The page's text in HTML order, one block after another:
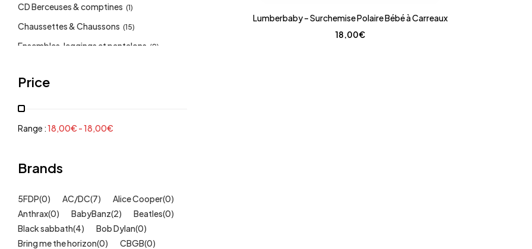
CD Berceuses & comptines (1)
Chaussettes & Chaussons (15)
Ensembles, leggings et pantalons (9)
Mode Fille
Mode Garçon
Sweat, pulls, gilets (6)
Tétines (11)
Kids (209)
Outlet (40)
Price
Range :18,00€ -18,00€
Brands
5FDP(0) AC/DC(7) Alice Cooper(0)
Anthrax(0) BabyBanz(2) Beatles(0)
Black sabbath(4) Bob Dylan(0)
Bring me the horizon(0) CBGB(0)
Lumberbaby – Surchemise Polaire Bébé à Carreaux
18,00€